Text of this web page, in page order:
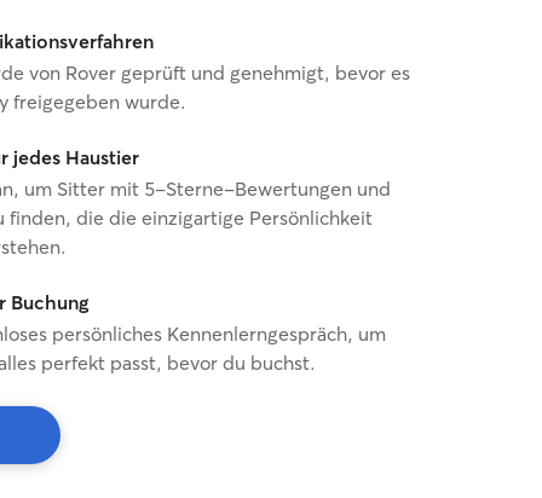
von Rover geprüft und genehmigt, bevor es
freigegeben wurde.
jedes Haustier
um Sitter mit 5-Sterne-Bewertungen und
finden, die die einzigartige Persönlichkeit
Buchung
persönliches Kennenlerngespräch, um
perfekt passt, bevor du buchst.